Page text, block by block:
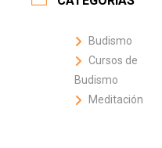
Budismo
Cursos de
Budismo
Meditación